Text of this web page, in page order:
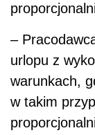
–
urlopu z
warunkach,
w takim